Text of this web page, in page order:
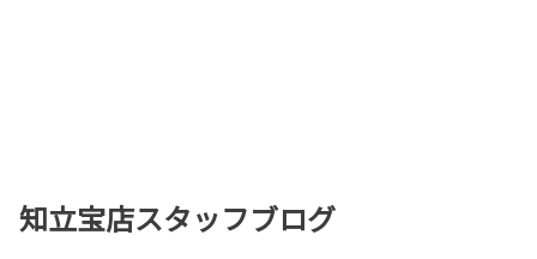
知立宝店スタッフブログ